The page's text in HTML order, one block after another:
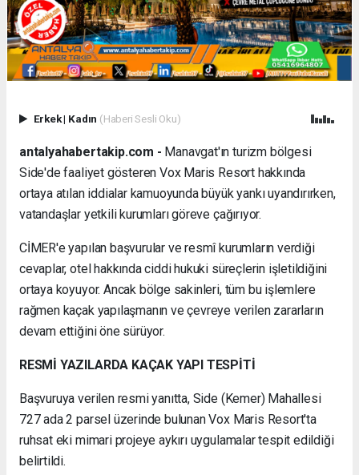
Erkek| Kadın (Haberi Sesli Oku)
antalyahabertakip.com - Manavgat'ın turizm bölgesi
Side'de faaliyet gösteren Vox Maris Resort hakkında
ortaya atılan iddialar kamuoyunda büyük yankı uyandırırken,
vatandaşlar yetkili kurumları göreve çağırıyor.
CİMER'e yapılan başvurular ve resmî kurumların verdiği
cevaplar, otel hakkında ciddi hukuki süreçlerin işletildiğini
ortaya koyuyor. Ancak bölge sakinleri, tüm bu işlemlere
rağmen kaçak yapılaşmanın ve çevreye verilen zararların
devam ettiğini öne sürüyor.
RESMİ YAZILARDA KAÇAK YAPI TESPİTİ
Başvuruya verilen resmi yanıtta, Side (Kemer) Mahallesi
727 ada 2 parsel üzerinde bulunan Vox Maris Resort'ta
ruhsat eki mimari projeye aykırı uygulamalar tespit edildiği
belirtildi.